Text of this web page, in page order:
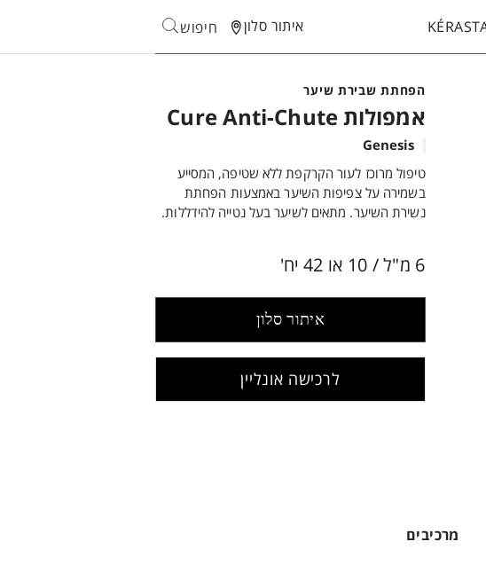
Search חיפוש איתור סלון
הפחתת שבירת שיער
אמפולות Cure Anti-Chute
טיפול מרוכז לעור הקרקפת ללא שטיפה, המסייע
בשמירה על צפיפות השיער באמצעות הפחתת
נשירת השיער. מתאים לשיער בעל נטייה להידללות.
6 מ"ל / 10 או 42 יח'
איתור סלון
לרכישה אונליין
מרכיבים